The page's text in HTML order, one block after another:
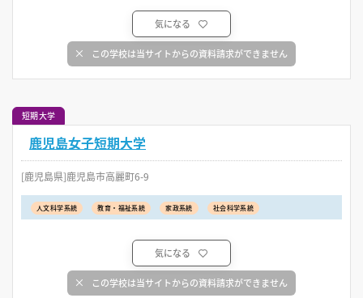
気になる
この学校は当サイトからの資料請求ができません
短期大学
鹿児島女子短期大学
[鹿児島県]鹿児島市高麗町6-9
人文科学系統 教育・福祉系統 家政系統 社会科学系統
気になる
この学校は当サイトからの資料請求ができません